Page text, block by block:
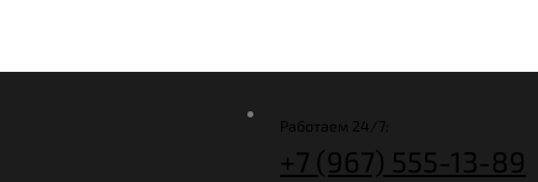
Работаем 24/7:
+7 (967) 555-13-89